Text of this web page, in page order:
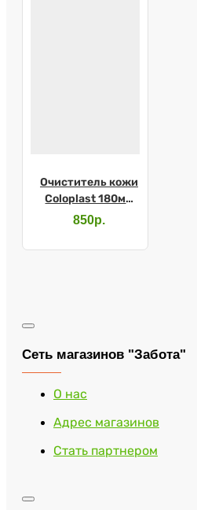
Очиститель кожи
Coloplast 180мл
4710
850р.
Сеть магазинов "Забота"
О нас
Адрес магазинов
Стать партнером